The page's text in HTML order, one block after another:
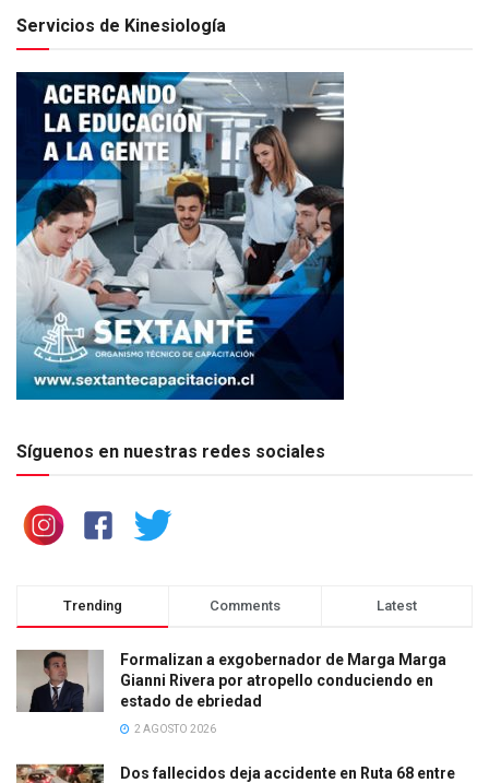
Servicios de Kinesiología
Síguenos en nuestras redes sociales
Trending Comments Latest
Formalizan a exgobernador de Marga Marga
Gianni Rivera por atropello conduciendo en
estado de ebriedad
2 AGOSTO 2026
Dos fallecidos deja accidente en Ruta 68 entre